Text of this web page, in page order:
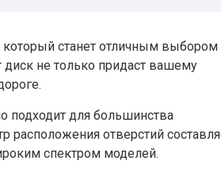
станет отличным выбором
не только придаст вашему
для большинства
отверстий
спектром моделей.